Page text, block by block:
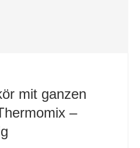
mit ganzen
–